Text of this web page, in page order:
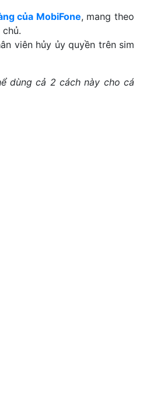
của MobiFone, mang theo
viên hủy ủy quyền trên sim
dùng cả 2 cách này cho cá